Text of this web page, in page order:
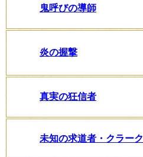
鬼呼びの導師
炎の握撃
真実の狂信者
未知の求道者・クラーク